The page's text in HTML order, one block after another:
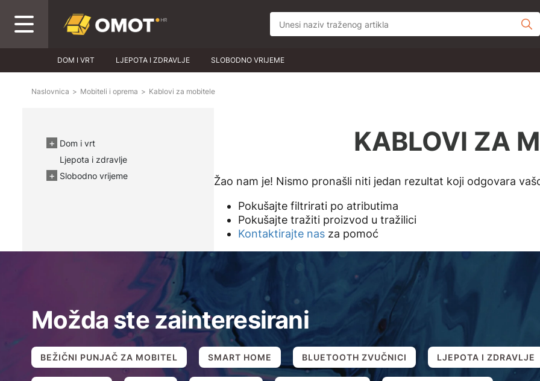
DOM I VRT LJEPOTA I ZDRAVLJE SLOBODNO VRIJEME
Naslovnica > Mobiteli i oprema > Kablovi za mobitele
Dom i vrt
Ljepota i zdravlje
Slobodno vrijeme
KABLOVI ZA
Žao nam je! Nismo pronašli niti jedan rezultat koji odgovara
Pokušajte filtrirati po atributima
Pokušajte tražiti proizvod u tražilici
Kontaktirajte nasza pomoć
Možda ste zainteresirani
BEŽIČNI PUNJAČ ZA MOBITEL SMART HOME BLUETOOTH ZVUČNICI LJEPOTA I ZDRAVLJE